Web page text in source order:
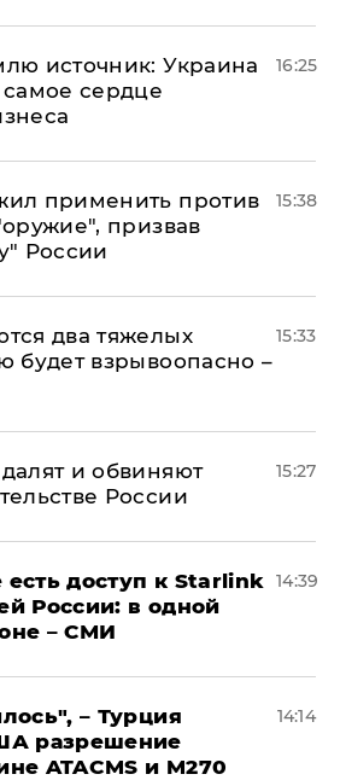
источник: Украина
сердце
16:25
применить против
призвав
России
15:38
два тяжелых
будет взрывоопасно –
15:33
и обвиняют
России
15:27
доступ к Starlink
России: в одной
– СМИ
14:39
– Турция
разрешение
ATACMS и M270
14:14